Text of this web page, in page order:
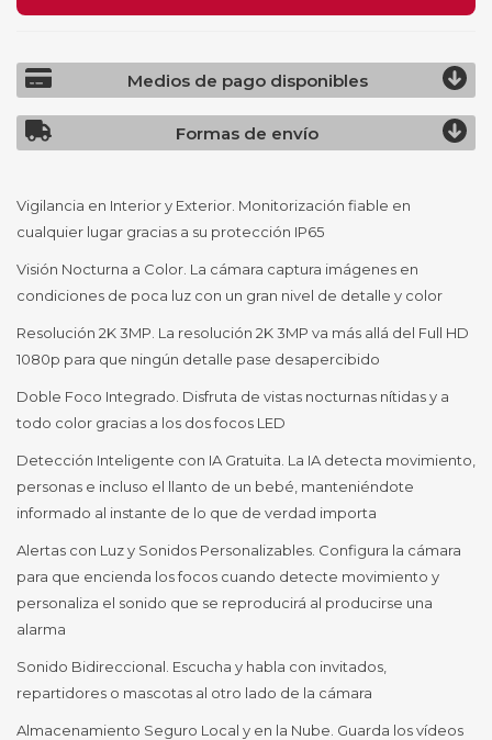
Medios de pago disponibles
Formas de envío
Vigilancia en Interior y Exterior. Monitorización fiable en
cualquier lugar gracias a su protección IP65
Visión Nocturna a Color. La cámara captura imágenes en
condiciones de poca luz con un gran nivel de detalle y color
Resolución 2K 3MP. La resolución 2K 3MP va más allá del Full HD
1080p para que ningún detalle pase desapercibido
Doble Foco Integrado. Disfruta de vistas nocturnas nítidas y a
todo color gracias a los dos focos LED
Detección Inteligente con IA Gratuita. La IA detecta movimiento,
personas e incluso el llanto de un bebé, manteniéndote
informado al instante de lo que de verdad importa
Alertas con Luz y Sonidos Personalizables. Configura la cámara
para que encienda los focos cuando detecte movimiento y
personaliza el sonido que se reproducirá al producirse una
alarma
Sonido Bidireccional. Escucha y habla con invitados,
repartidores o mascotas al otro lado de la cámara
Almacenamiento Seguro Local y en la Nube. Guarda los vídeos